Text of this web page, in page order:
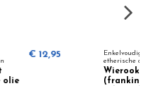
Enkelvoudige
€ 9,95